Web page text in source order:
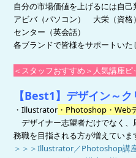
自分の市場価値を上げるには自己
アビバ（パソコン） 大栄（資
センター（英会話）
各ブランドで皆様をサポートいた
＜スタッフおすすめ＞人気講座
【Best1】デザイン～
・Illustrator ・Photoshop・Web
デザイナー志望者だけでなく
務職を目指される方が増えていま
＞＞＞Illustrator／Photoshop講